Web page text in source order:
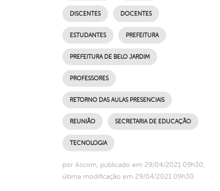
DISCENTES DOCENTES
ESTUDANTES PREFEITURA
PREFEITURA DE BELO JARDIM
PROFESSORES
RETORNO DAS AULAS PRESENCIAIS
REUNIÃO SECRETARIA DE EDUCAÇÃO
TECNOLOGIA
por Ascom, publicado em 29/04/2021 09h30,
última modificação em 29/04/2021 09h30